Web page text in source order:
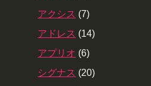
アクシス (7)
アドレス (14)
アプリオ (6)
シグナス (20)